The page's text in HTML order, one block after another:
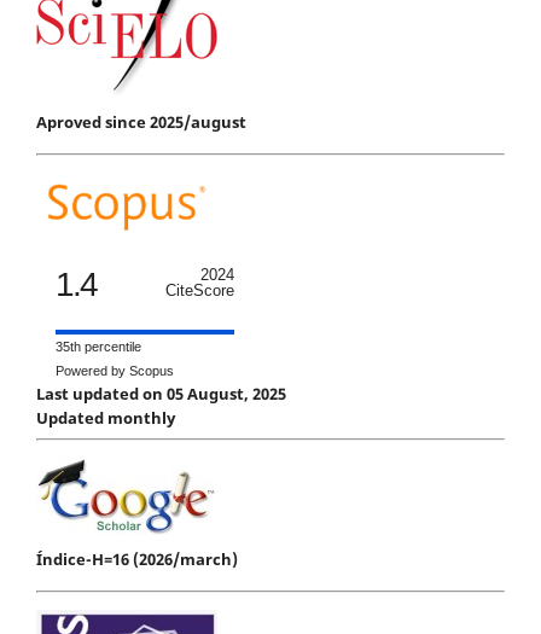
Aproved since 2025/august
1.4
2024
CiteScore
35th percentile
Powered by Scopus
Last updated on 05 August, 2025
Updated monthly
Índice-H=16 (2026/march)